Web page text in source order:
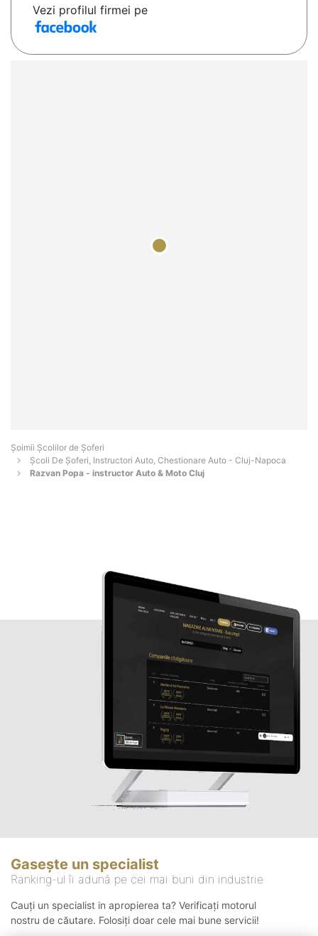
Vezi profilul firmei pe
Şoimii Școlilor de Șoferi
Școli De Șoferi, Instructori Auto, Chestionare Auto - Cluj-Napoca
Razvan Popa - instructor Auto & Moto Cluj
Gasește un specialist
Ranking-ul îi adună pe cei mai buni din industrie
Cauți un specialist in apropierea ta? Verificați motorul
nostru de căutare. Folosiți doar cele mai bune servicii!